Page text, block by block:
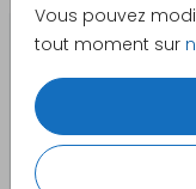
Vous pouvez
tout moment sur